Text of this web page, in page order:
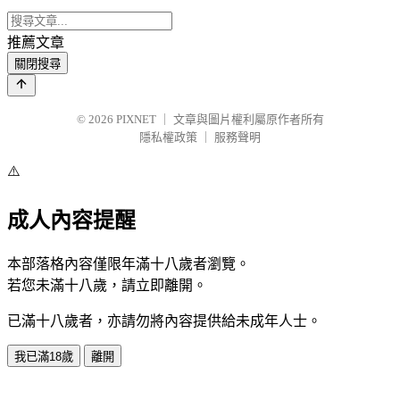
推薦文章
關閉搜尋
© 2026 PIXNET
文章與圖片權利屬原作者所有
隱私權政策
服務聲明
⚠️
成人內容提醒
本部落格內容僅限年滿十八歲者瀏覽。
若您未滿十八歲，請立即離開。
已滿十八歲者，亦請勿將內容提供給未成年人士。
我已滿18歲 離開